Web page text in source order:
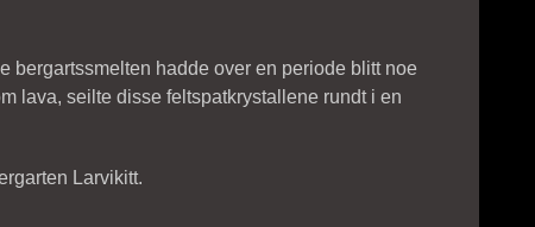
bergartssmelten hadde over en periode blitt noe
lava, seilte disse feltspatkrystallene rundt i en
Larvikitt.